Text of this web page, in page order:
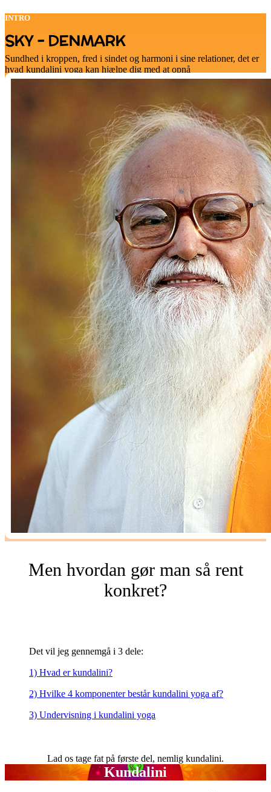
INTRO
SKY - DENMARK
Sundhed i kroppen, fred i sindet og harmoni i sine relationer, det er
hvad kundalini yoga kan hjælpe dig med at opnå
Men hvordan gør man så rent
konkret?
Det vil jeg gennemgå i 3 dele:
1) Hvad er kundalini?
2) Hvilke 4 komponenter består kundalini yoga af?
3) Undervisning i kundalini yoga
Lad os tage fat på første del, nemlig kundalini.
Kundalini